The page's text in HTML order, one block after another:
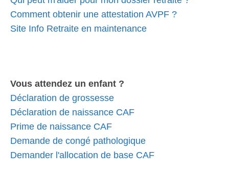
Comment obtenir une attestation AVPF ?
Site Info Retraite en maintenance
Vous attendez un enfant ?
Déclaration de grossesse
Déclaration de naissance CAF
Prime de naissance CAF
Demande de congé pathologique
Demander l'allocation de base CAF